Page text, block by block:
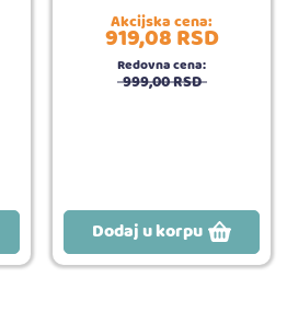
Akcijska cena:
919,08RSD
Redovna cena:
999,00RSD
Dodaj u korpu